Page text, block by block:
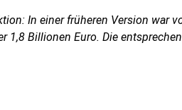
In einer früheren Version war
1,8 Billionen Euro. Die